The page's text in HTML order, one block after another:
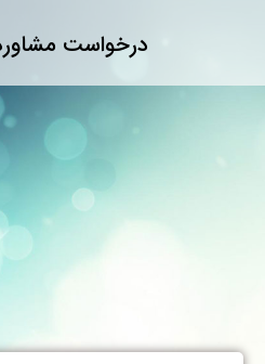
درخواست